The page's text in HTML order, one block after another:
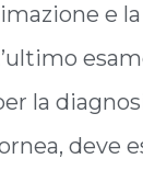
e
la
deve